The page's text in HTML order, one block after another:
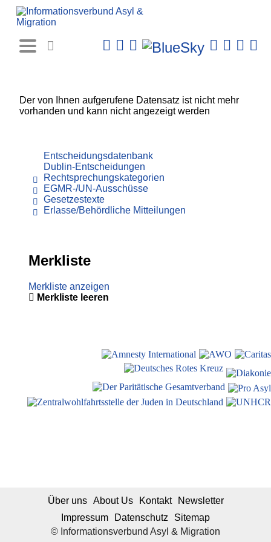
Der von Ihnen aufgerufene Datensatz ist nicht mehr
vorhanden und kann nicht angezeigt werden
Entscheidungsdatenbank
Dublin-Entscheidungen
Rechtsprechungskategorien
EGMR-/UN-Ausschüsse
Gesetzestexte
Erlasse/Behördliche Mitteilungen
Merkliste
Merkliste anzeigen
Merkliste leeren
© Informationsverbund Asyl & Migration
Über uns About Us Kontakt
Newsletter
Impressum
Datenschutz Sitemap